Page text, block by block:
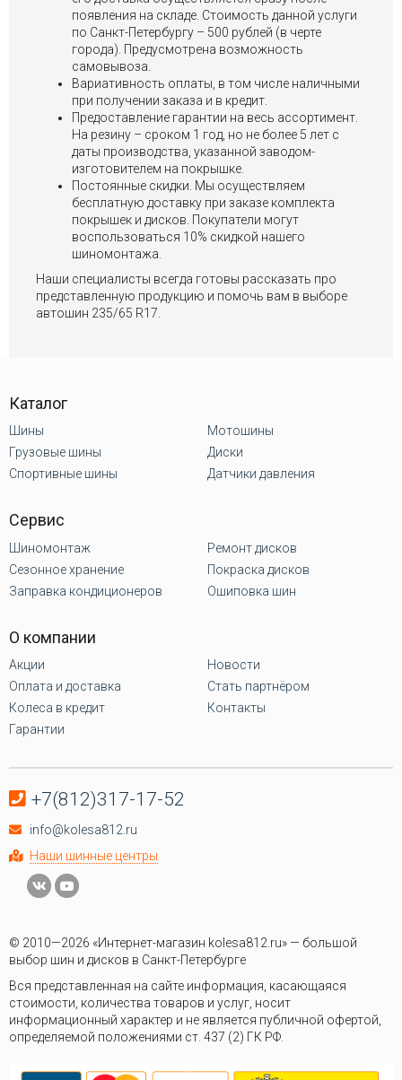
появления на складе. Стоимость данной услуги
по Санкт-Петербургу – 500 рублей (в черте
города). Предусмотрена возможность
самовывоза.
Вариативность оплаты, в том числе наличными
при получении заказа и в кредит.
Предоставление гарантии на весь ассортимент.
На резину – сроком 1 год, но не более 5 лет с
даты производства, указанной заводом-
изготовителем на покрышке.
Постоянные скидки. Мы осуществляем
бесплатную доставку при заказе комплекта
покрышек и дисков. Покупатели могут
воспользоваться 10% скидкой нашего
шиномонтажа.
Наши специалисты всегда готовы рассказать про
представленную продукцию и помочь вам в выборе
автошин 235/65 R17.
Каталог
Шины
Грузовые шины
Спортивные шины
Мотошины
Диски
Датчики давления
Сервис
Шиномонтаж
Сезонное хранение
Заправка кондиционеров
Ремонт дисков
Покраска дисков
Ошиповка шин
О компании
Акции
Оплата и доставка
Колеса в кредит
Гарантии
Новости
Стать партнёром
Контакты
+7(812)317-17-52
info@kolesa812.ru
Наши шинные центры
© 2010—2026 «Интернет-магазин kolesa812.ru» — большой
выбор шин и дисков в Санкт-Петербурге
Вся представленная на сайте информация, касающаяся
стоимости, количества товаров и услуг, носит
информационный характер и не является публичной офертой,
определяемой положениями ст. 437 (2) ГК РФ.